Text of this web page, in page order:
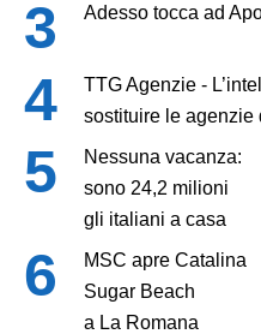
Adesso tocca ad
TTG Agenzie -
sostituire le agenzie
Nessuna vacanza:
sono 24,2 milioni
gli italiani a casa
MSC apre Catalina
Sugar Beach
a La Romana